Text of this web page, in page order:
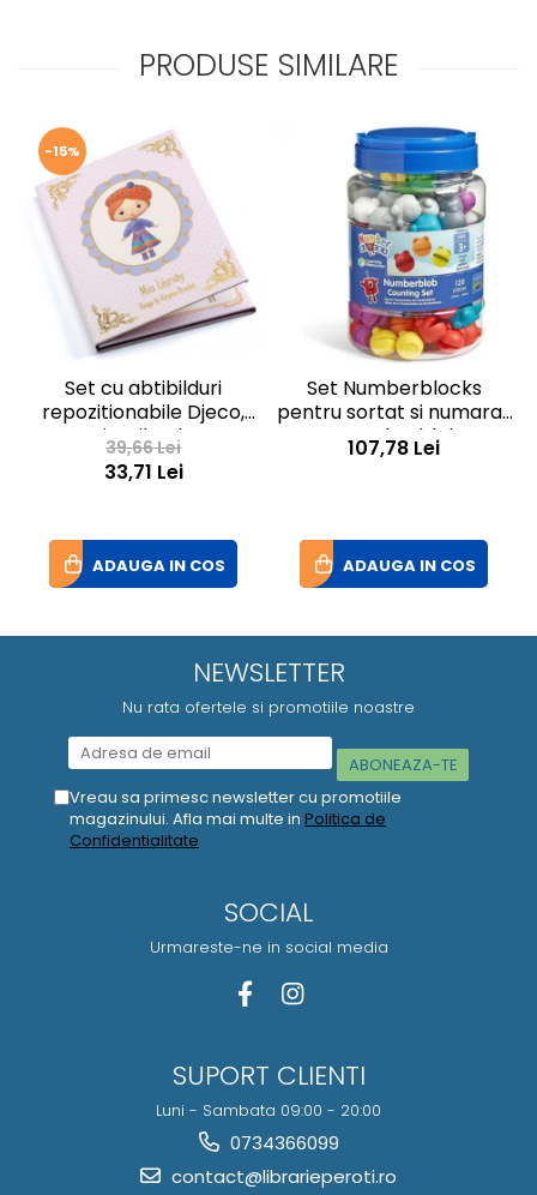
PRODUSE SIMILARE
-15%
Set cu abtibilduri
repozitionabile Djeco,
Miss Lilyruby
39,66 Lei
33,71 Lei
ADAUGA IN COS
Set Numberblocks
pentru sortat si numarat
- Numberblob
107,78 Lei
ADAUGA IN COS
NEWSLETTER
Nu rata ofertele si promotiile noastre
Vreau sa primesc newsletter cu promotiile
magazinului. Afla mai multe in Politica de
Confidentialitate
SOCIAL
Urmareste-ne in social media
SUPORT CLIENTI
Luni - Sambata 09:00 - 20:00
0734366099
contact@librarieperoti.ro